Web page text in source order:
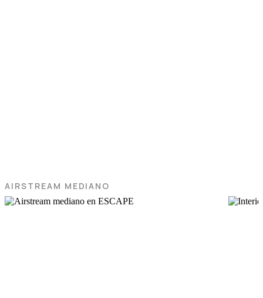
AIRSTREAM MEDIANO